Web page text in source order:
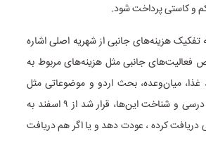
و کاستی پرداخت شود.
تفکیک هزینه‌های جانبی از شهریه اصلی اشاره
جانبی مثل هزینه‌های مربوط به
میان‌وعده، بحث اردو و موضوعاتی مثل
آموزش‌های غیربرنامه درسی و شناخت این‌ها، قرار شد از ۹ اسفند به
دریافت کرده ، عودت دهد و یا اگر هم دریافت